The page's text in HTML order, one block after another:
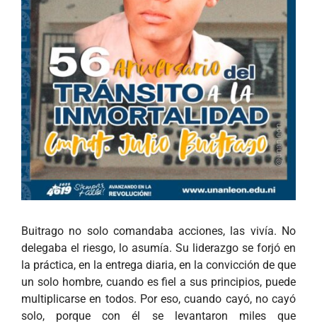
Buitrago no solo comandaba acciones, las vivía. No
delegaba el riesgo, lo asumía. Su liderazgo se forjó en
la práctica, en la entrega diaria, en la convicción de que
un solo hombre, cuando es fiel a sus principios, puede
multiplicarse en todos. Por eso, cuando cayó, no cayó
solo, porque con él se levantaron miles que